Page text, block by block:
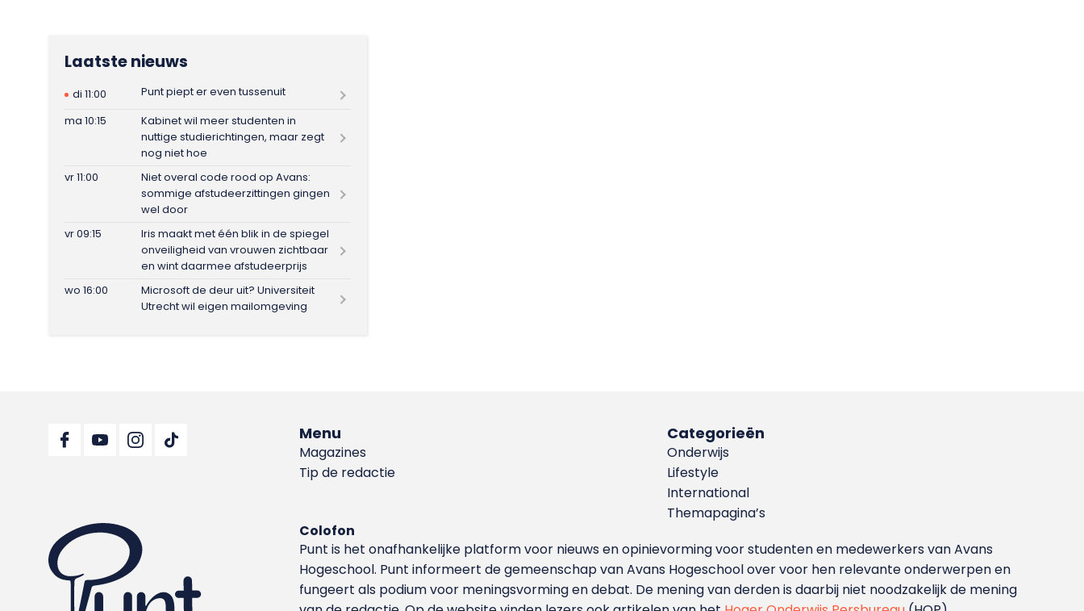
Laatste nieuws
di 11:00
Punt piept er even tussenuit
ma 10:15
Kabinet wil meer studenten in
nuttige studierichtingen, maar zegt
nog niet hoe
vr 11:00
Niet overal code rood op Avans:
sommige afstudeerzittingen gingen
wel door
vr 09:15
Iris maakt met één blik in de spiegel
onveiligheid van vrouwen zichtbaar
en wint daarmee afstudeerprijs
wo 16:00
Microsoft de deur uit? Universiteit
Utrecht wil eigen mailomgeving
Menu
Magazines
Tip de redactie
Categorieën
Onderwijs
Lifestyle
International
Themapagina’s
Colofon
Punt is het onafhankelijke platform voor nieuws en opinievorming voor studenten en medewerkers van Avans
Hoge­school. Punt informeert de gemeenschap van Avans Hogeschool over voor hen relevante onderwerpen en
fungeert als podium voor meningsvorming en debat. De mening van derden is daarbij niet noodzakelijk de mening